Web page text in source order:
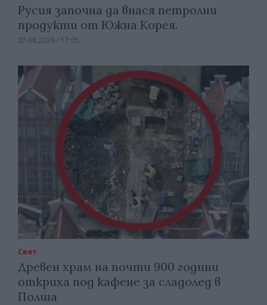
Русия започна да внася петролни
продукти от Южна Корея.
07.08.2026 / 17:05
Свят
Древен храм на почти 900 години
откриха под кафене за сладолед в
Полша